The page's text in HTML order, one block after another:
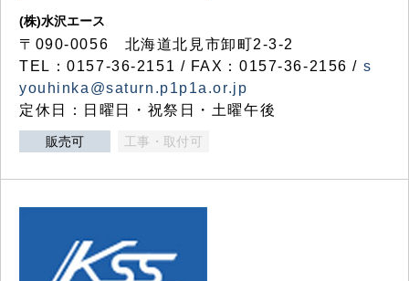
(株)水沢エース
〒090-0056 北海道北見市卸町2-3-2
TEL：0157-36-2151 / FAX：0157-36-2156 / s
youhinka@saturn.p1p1a.or.jp
定休日：日曜日・祝祭日・土曜午後
販売可 工事・取付可